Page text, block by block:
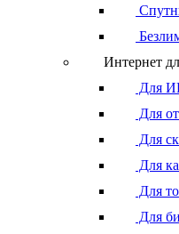
Интернет
Для
Для
Для
Для
Для
Для